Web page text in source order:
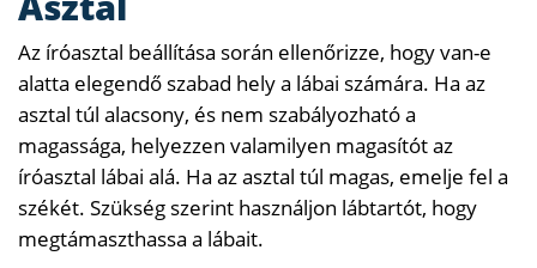
Az íróasztal beállítása során ellenőrizze, hogy van-e
alatta elegendő szabad hely a lábai számára. Ha az
asztal túl alacsony, és nem szabályozható a
magassága, helyezzen valamilyen magasítót az
íróasztal lábai alá. Ha az asztal túl magas, emelje fel a
székét. Szükség szerint használjon lábtartót, hogy
megtámaszthassa a lábait.